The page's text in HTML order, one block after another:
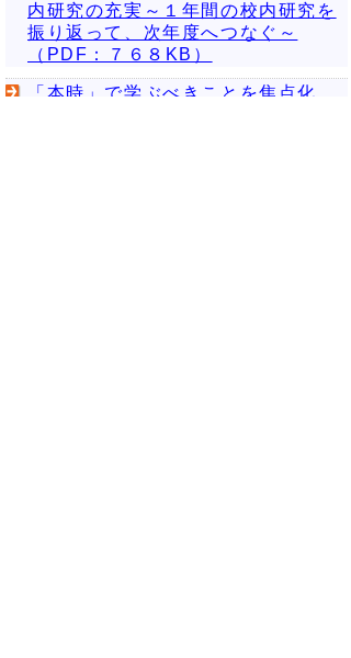
内研究の充実～１年間の校内研究を
振り返って、次年度へつなぐ～
（PDF：７６８KB）
「本時」で学ぶべきことを焦点化